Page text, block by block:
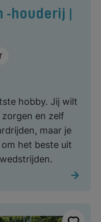
-houderij |
hobby. Jij wilt
en zelf
maar je
het beste uit